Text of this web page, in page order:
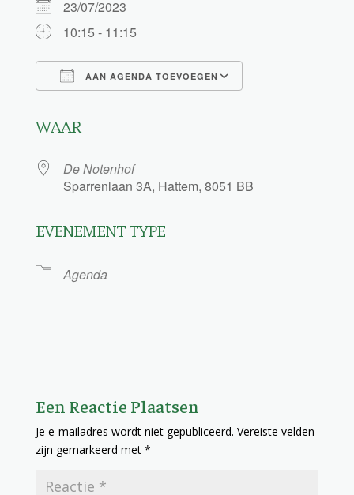
23/07/2023
10:15 - 11:15
AAN AGENDA TOEVOEGEN
WAAR
De Notenhof
Sparrenlaan 3A, Hattem, 8051 BB
EVENEMENT TYPE
Agenda
Een Reactie Plaatsen
Je e-mailadres wordt niet gepubliceerd. Vereiste velden
zijn gemarkeerd met *